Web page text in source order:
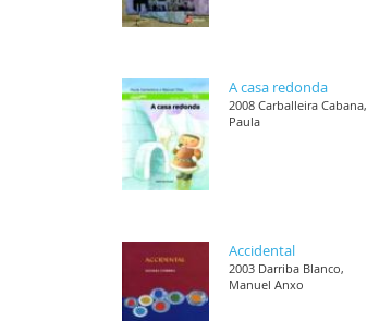
A casa redonda
2008 Carballeira Cabana,
Paula
Accidental
2003 Darriba Blanco,
Manuel Anxo